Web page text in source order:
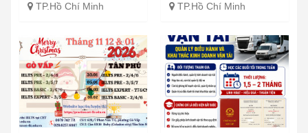
TP.Hồ Chí Minh TP.Hồ Chí Minh